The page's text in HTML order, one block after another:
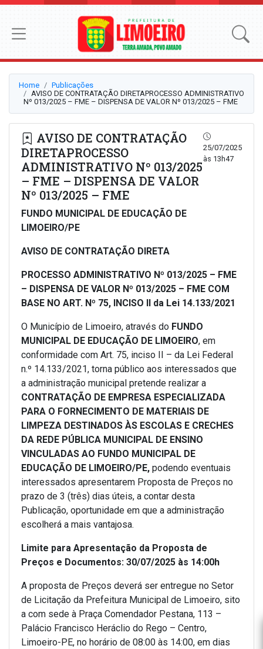
Home
Publicações
AVISO DE CONTRATAÇÃO DIRETAPROCESSO ADMINISTRATIVO
Nº 013/2025 – FME – DISPENSA DE VALOR Nº 013/2025 – FME
AVISO DE CONTRATAÇÃO
DIRETAPROCESSO
ADMINISTRATIVO Nº 013/2025
– FME – DISPENSA DE VALOR
Nº 013/2025 – FME
25/07/2025
às 13h47
FUNDO MUNICIPAL DE EDUCAÇÃO DE
LIMOEIRO/PE
AVISO DE CONTRATAÇÃO DIRETA
PROCESSO ADMINISTRATIVO Nº 013/2025 – FME
– DISPENSA DE VALOR Nº 013/2025 – FME COM
BASE NO ART. Nº 75, INCISO II da Lei 14.133/2021
O Município de Limoeiro, através do FUNDO
MUNICIPAL DE EDUCAÇÃO DE LIMOEIRO, em
conformidade com Art. 75, inciso II – da Lei Federal
n.º 14.133/2021, torna público aos interessados que
a administração municipal pretende realizar a
CONTRATAÇÃO DE EMPRESA ESPECIALIZADA
PARA O FORNECIMENTO DE MATERIAIS DE
LIMPEZA DESTINADOS ÀS ESCOLAS E CRECHES
DA REDE PÚBLICA MUNICIPAL DE ENSINO
VINCULADAS AO FUNDO MUNICIPAL DE
EDUCAÇÃO DE LIMOEIRO/PE, podendo eventuais
interessados apresentarem Proposta de Preços no
prazo de 3 (três) dias úteis, a contar desta
Publicação, oportunidade em que a administração
escolherá a mais vantajosa.
Limite para Apresentação da Proposta de
Preços e Documentos: 30/07/2025 às 14:00h
A proposta de Preços deverá ser entregue no Setor
de Licitação da Prefeitura Municipal de Limoeiro, sito
a com sede à Praça Comendador Pestana, 113 –
Palácio Francisco Heráclio do Rego – Centro,
Limoeiro-PE, no horário de 08:00 às 14:00, em dias